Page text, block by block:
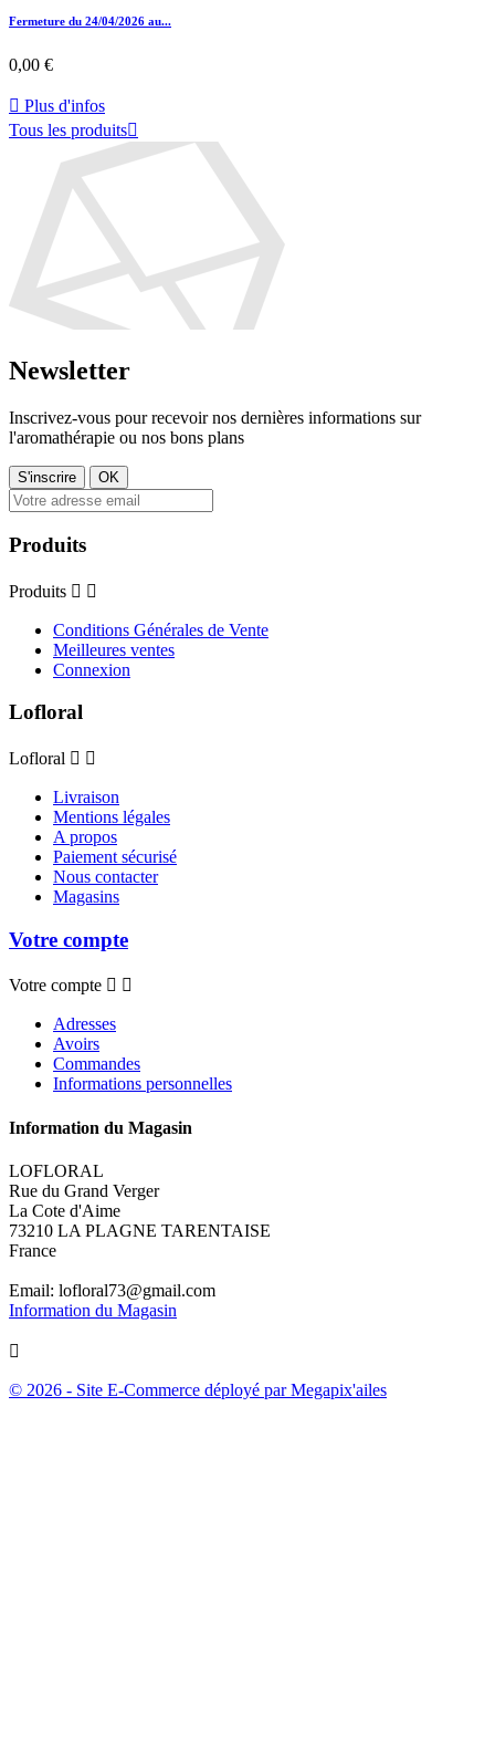
Fermeture du 24/04/2026 au...
0,00 €
 Plus d'infos
Tous les produits
Newsletter
Inscrivez-vous pour recevoir nos dernières informations sur
l'aromathérapie ou nos bons plans
Produits
Produits  
Conditions Générales de Vente
Meilleures ventes
Connexion
Lofloral
Lofloral  
Livraison
Mentions légales
A propos
Paiement sécurisé
Nous contacter
Magasins
Votre compte
Votre compte  
Adresses
Avoirs
Commandes
Informations personnelles
Information du Magasin
LOFLORAL
Rue du Grand Verger
La Cote d'Aime
73210 LA PLAGNE TARENTAISE
France
Email: lofloral73@gmail.com
Information du Magasin

© 2026 - Site E-Commerce déployé par Megapix'ailes